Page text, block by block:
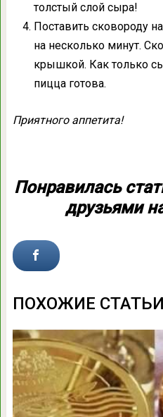
толстый слой сыра!
Поставить сковороду
на несколько минут.
крышкой. Как только
пицца готова.
Приятного аппетита!
Понравилась
друзьями
ПОХОЖИЕ СТАТЬИ